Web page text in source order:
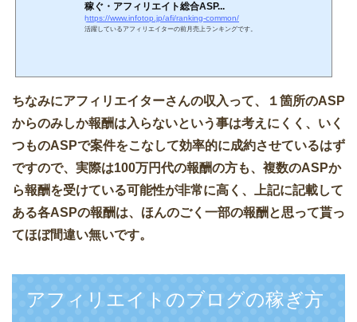
稼ぐ・アフィリエイト総合ASP...
https://www.infotop.jp/afi/ranking-common/
活躍しているアフィリエイターの前月売上ランキングです。
ちなみにアフィリエイターさんの収入って、１箇所のASP
からのみしか報酬は入らないという事は考えにくく、いく
つものASPで案件をこなして効率的に成約させているはず
ですので、実際は100万円代の報酬の方も、複数のASPか
ら報酬を受けている可能性が非常に高く、上記に記載して
ある各ASPの報酬は、ほんのごく一部の報酬と思って貰っ
てほぼ間違い無いです。
アフィリエイトのブログの稼ぎ方